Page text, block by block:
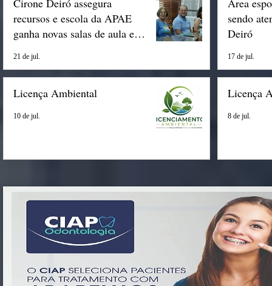
Cirone Deiró assegura
recursos e escola da APAE
ganha novas salas de aula em
21 de jul.
Área
sendo
Deiró
17 de jul.
Licença Ambiental
10 de jul.
Licença
8 de jul.